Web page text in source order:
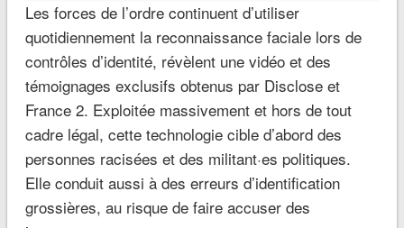
Les forces de l’ordre continuent d’utiliser
quotidiennement la reconnaissance faciale lors de
contrôles d’identité, révèlent une vidéo et des
témoignages exclusifs obtenus par Disclose et
France 2. Exploitée massivement et hors de tout
cadre légal, cette technologie cible d’abord des
personnes racisées et des militant·es politiques.
Elle conduit aussi à des erreurs d’identification
grossières, au risque de faire accuser des